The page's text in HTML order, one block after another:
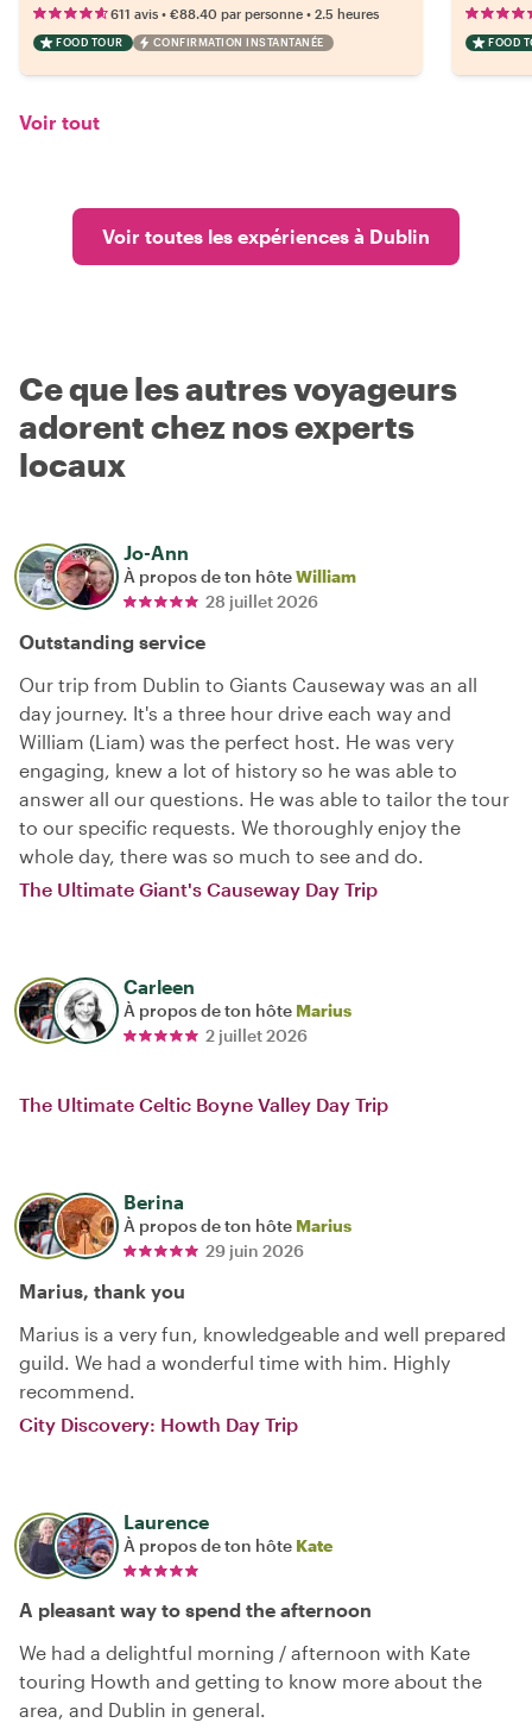
611 avis • €88.40 par personne • 2.5 heures
FOOD TOUR CONFIRMATION INSTANTANÉE FOOD
Voir tout
Voir toutes les expériences à Dublin
Ce que les autres voyageurs
adorent chez nos experts
locaux
Jo-Ann
À propos de ton hôteWilliam
28 juillet 2026
Outstanding service
Our trip from Dublin to Giants Causeway was an all
day journey. It's a three hour drive each way and
William (Liam) was the perfect host. He was very
engaging, knew a lot of history so he was able to
answer all our questions. He was able to tailor the tour
to our specific requests. We thoroughly enjoy the
whole day, there was so much to see and do.
The Ultimate Giant's Causeway Day Trip
Carleen
À propos de ton hôte Marius
2 juillet 2026
The Ultimate Celtic Boyne Valley Day Trip
Berina
À propos de ton hôte Marius
29 juin 2026
Marius, thank you
Marius is a very fun, knowledgeable and well prepared
guild. We had a wonderful time with him. Highly
recommend.
City Discovery: Howth Day Trip
Laurence
À propos de ton hôte Kate
A pleasant way to spend the afternoon
We had a delightful morning / afternoon with Kate
touring Howth and getting to know more about the
area, and Dublin in general.